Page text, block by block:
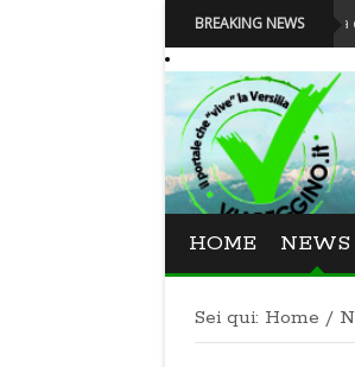
BREAKING NEWS
Festival La Versiliana - La
HOME NEWS
Sei qui: Home /